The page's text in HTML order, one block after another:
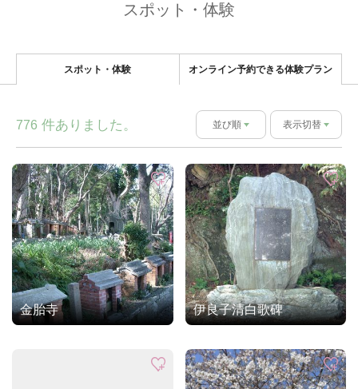
スポット・体験
スポット・体験 オンライン予約できる体験プラン
776 件ありました。 並び順 表示切替
金胎寺 伊良子清白歌碑